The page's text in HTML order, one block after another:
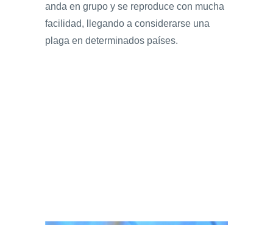
anda en grupo y se reproduce con mucha
facilidad, llegando a considerarse una
plaga en determinados países.